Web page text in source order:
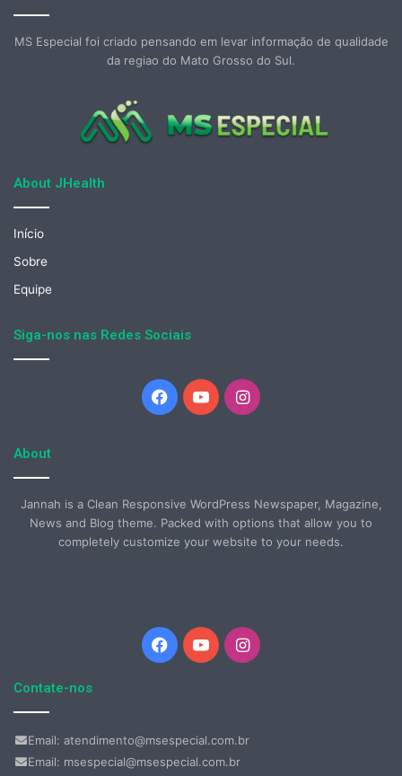
MS Especial foi criado pensando em levar informação de qualidade
da regiao do Mato Grosso do Sul.
About JHealth
Início
Sobre
Equipe
Siga-nos nas Redes Sociais
Facebook
YouTubeInstagram
About
Jannah is a Clean Responsive WordPress Newspaper, Magazine,
News and Blog theme. Packed with options that allow you to
completely customize your website to your needs.
Facebook
YouTubeInstagram
Contate-nos
Email: atendimento@msespecial.com.br
Email: msespecial@msespecial.com.br